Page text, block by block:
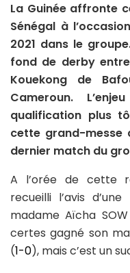
La Guinée affronte
Sénégal à
2021 dans le
fond de derby
Kouekong de
Cameroun.
qualification plus
cette grand-
dernier match du
A l’orée de cette
recueilli l’avis
madame Aïcha SOW
certes gagné son
(1-0), mais c’est un